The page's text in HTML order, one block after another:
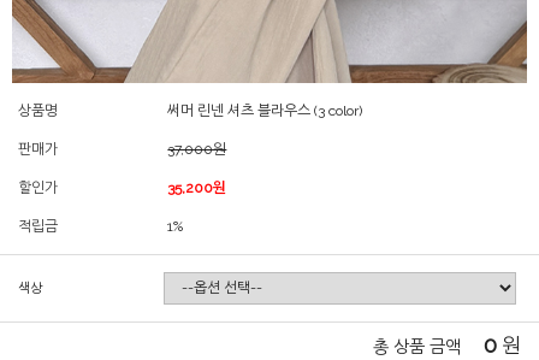
상품명 써머 린넨 셔츠 블라우스 (3 color)
판매가 37,000원
할인가 35,200원
적립금 1%
색상
총 상품 금액 0 원